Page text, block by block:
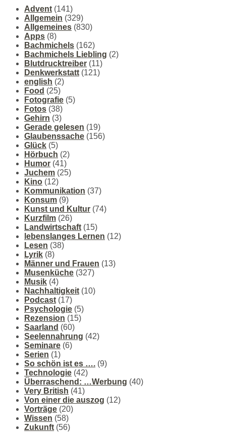
Advent (141)
Allgemein (329)
Allgemeines (830)
Apps (8)
Bachmichels (162)
Bachmichels Liebling (2)
Blutdrucktreiber (11)
Denkwerkstatt (121)
english (2)
Food (25)
Fotografie (5)
Fotos (38)
Gehirn (3)
Gerade gelesen (19)
Glaubenssache (156)
Glück (5)
Hörbuch (2)
Humor (41)
Juchem (25)
Kino (12)
Kommunikation (37)
Konsum (9)
Kunst und Kultur (74)
Kurzfilm (26)
Landwirtschaft (15)
lebenslanges Lernen (12)
Lesen (38)
Lyrik (8)
Männer und Frauen (13)
Musenküche (327)
Musik (4)
Nachhaltigkeit (10)
Podcast (17)
Psychologie (5)
Rezension (15)
Saarland (60)
Seelennahrung (42)
Seminare (6)
Serien (1)
So schön ist es …. (9)
Technologie (42)
Überraschend: …Werbung (40)
Very British (41)
Von einer die auszog (12)
Vorträge (20)
Wissen (58)
Zukunft (56)